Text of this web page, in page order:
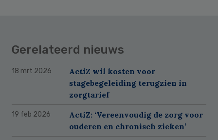
Gerelateerd nieuws
18 mrt 2026
ActiZ wil kosten voor
stagebegeleiding terugzien in
zorgtarief
19 feb 2026
ActiZ: ‘Vereenvoudig de zorg voor
ouderen en chronisch zieken’